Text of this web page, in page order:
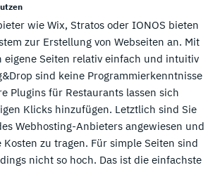
wie Wix, Stratos oder IONOS bieten
zur Erstellung von Webseiten an. Mit
eigene Seiten relativ einfach und intuitiv
sind keine Programmierkenntnisse
Plugins für Restaurants lassen sich
Klicks hinzufügen. Letztlich sind Sie
Webhosting-Anbieters angewiesen und
zu tragen. Für simple Seiten sind
nicht so hoch. Das ist die einfachste